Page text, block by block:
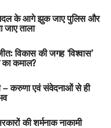
के आगे झुक जाए पुलिस और
जाए ताला
विकास की जगह ‘विश्वास’
का कमाल?
– करुणा एवं संवेदनाओं से ही
की शर्मनाक नाकामी